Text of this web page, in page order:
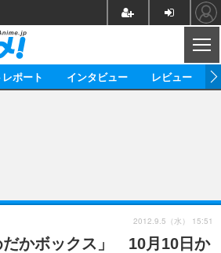
グッズ
ビジネス
アーティスト
実写
ポート インタビュー レビュー
だかボックス」 10月10日か
2012.9.5（水） 15:51